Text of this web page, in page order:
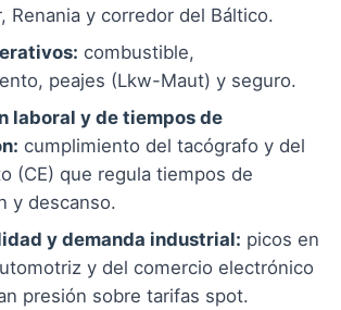
Renania y corredor del Báltico.
combustible,
peajes (Lkw-Maut) y seguro.
laboral y de tiempos de
cumplimiento del tacógrafo y del
(CE) que regula tiempos de
y descanso.
y demanda industrial: picos en
y del comercio electrónico
presión sobre tarifas spot.